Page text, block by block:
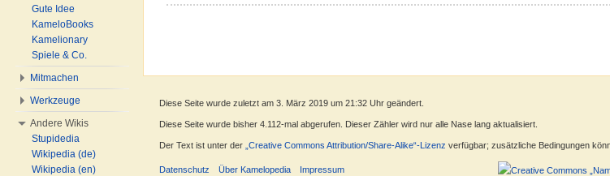
Gute Idee
KameloBooks
Kamelionary
Spiele & Co.
Mitmachen
Werkzeuge
Andere Wikis
Stupidedia
Wikipedia (de)
Wikipedia (en)
Diese Seite wurde zuletzt am 3. März 2019 um 21:32 Uhr geändert.
Diese Seite wurde bisher 4.112-mal abgerufen. Dieser Zähler wird nur alle Nase lang aktualisiert.
Der Text ist unter der „Creative Commons Attribution/Share-Alike“-Lizenz verfügbar; zusätzliche Bedingungen
Datenschutz Über Kamelopedia Impressum